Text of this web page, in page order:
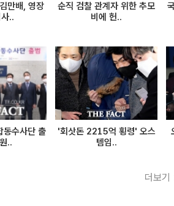
만배, 영장
..
순직 검찰 관계자 위한 추모
비에 헌..
동수사단 출
..
'회삿돈 2215억 횡령' 오스
템임..
더보기